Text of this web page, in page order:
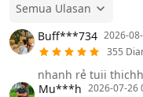
Semua Ulasan
Buff***734 2026-
355
nhanh rẻ tuii
Mu***h 2026-07-26